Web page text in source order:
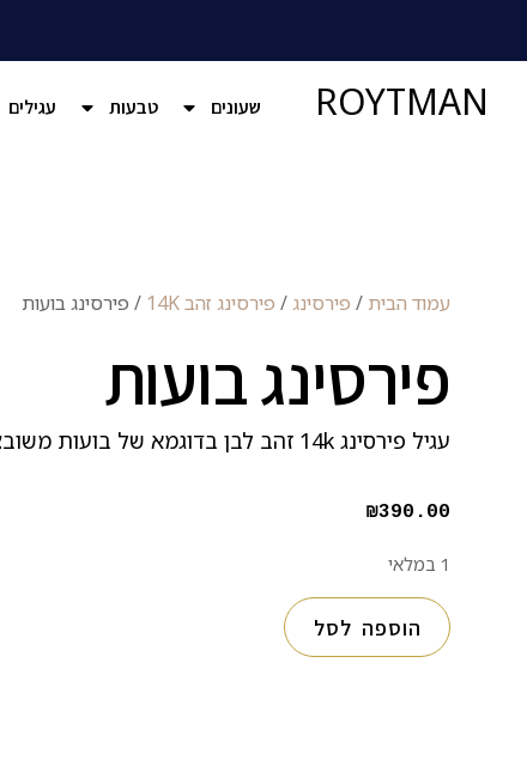
ROYTMAN שעונים טבעות עגילים
עמוד הבית / פירסינג/ פירסינג זהב 14K / פירסינג בועות
פירסינג בועות
עגיל פירסינג 14k זהב לבן בדוגמא של בועות משובצות אבני זרקון בסגירת הברגה.
₪390.00
1 במלאי
הוספה לסל